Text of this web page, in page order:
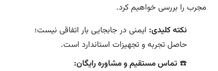
مجرب را بررسی خواهیم کرد.
نکته کلیدی: ایمنی در جابجایی بار اتفاقی نیست؛
حاصل تجربه و تجهیزات استاندارد است.
☎️ تماس مستقیم و مشاوره رایگان: